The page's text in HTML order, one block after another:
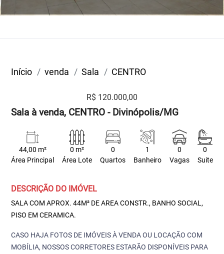
Início venda Sala CENTRO
R$ 120.000,00
Sala à venda, CENTRO - Divinópolis/MG
44,00 m²
Área Principal
0 m²
Área Lote
0
Quartos
1
Banheiro
0
Vagas
0
Suite
DESCRIÇÃO DO IMÓVEL
SALA COM APROX. 44M² DE AREA CONSTR., BANHO SOCIAL,
PISO EM CERAMICA.
CASO HAJA FOTOS DE IMÓVEIS À VENDA OU LOCAÇÃO COM
MOBÍLIA, NOSSOS CORRETORES ESTARÃO DISPONÍVEIS PARA